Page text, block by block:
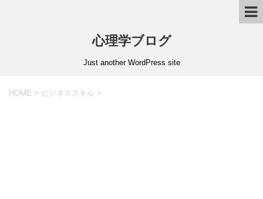
心理学ブログ
Just another WordPress site
HOME > ビジネススキル >